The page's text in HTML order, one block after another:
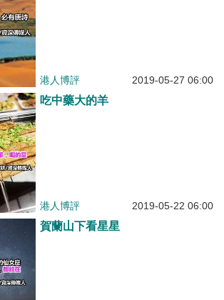
港人博評 2019-05-27 06:00
吃中藥大的羊
港人博評 2019-05-22 06:00
賀蘭山下看星星